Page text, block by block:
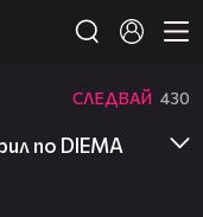
СЛЕДВАЙ 430
по DIEMA